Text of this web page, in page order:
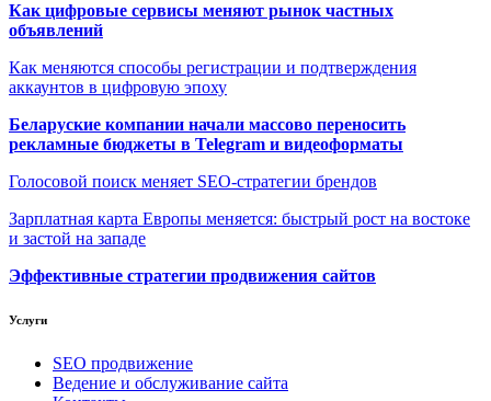
Как цифровые сервисы меняют рынок частных
объявлений
Как меняются способы регистрации и подтверждения
аккаунтов в цифровую эпоху
Беларуские компании начали массово переносить
рекламные бюджеты в Telegram и видеоформаты
Голосовой поиск меняет SEO-стратегии брендов
Зарплатная карта Европы меняется: быстрый рост на востоке
и застой на западе
Эффективные стратегии продвижения сайтов
Услуги
SEO продвижение
Ведение и обслуживание сайта